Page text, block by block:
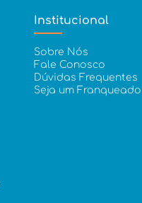
Institucional
Sobre Nós
Fale Conosco
Dúvidas Frequentes
Seja um Franqueado